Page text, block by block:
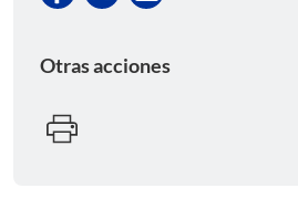
Otras acciones